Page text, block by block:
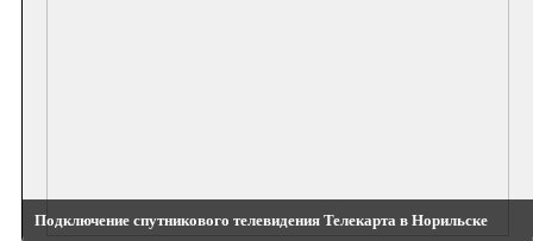
Подключение спутникового телевидения Телекарта в Норильске